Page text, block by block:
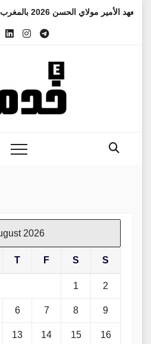
ولي العهد الأمير مولاي الحسن 2026 بالمغرب
2026
T F S S
1 2
6 7 8 9
13 14 15 16